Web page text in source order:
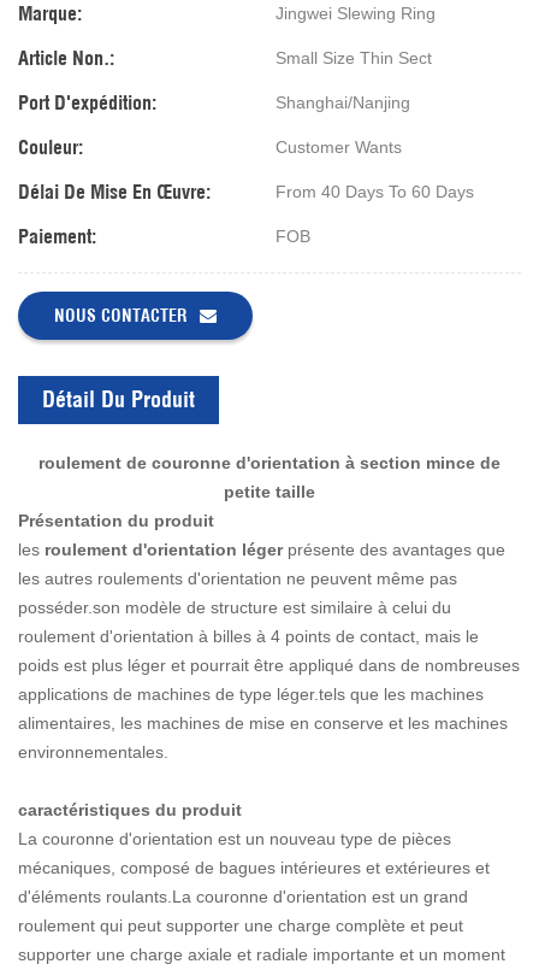
Marque: Jingwei Slewing Ring
Article Non.: Small Size Thin Sect
Port D'expédition: Shanghai/Nanjing
Couleur: Customer Wants
Délai De Mise En Œuvre: From 40 Days To 60 Days
Paiement: FOB
NOUS CONTACTER
Détail Du Produit
roulement de couronne d'orientation à section mince de
petite taille
Présentation du produit
les roulement d'orientation légerprésente des avantages que
les autres roulements d'orientation ne peuvent même pas
posséder.son modèle de structure est similaire à celui du
roulement d'orientation à billes à 4 points de contact, mais le
poids est plus léger et pourrait être appliqué dans de nombreuses
applications de machines de type léger.tels que les machines
alimentaires, les machines de mise en conserve et les machines
environnementales.
caractéristiques du produit
La couronne d'orientation est un nouveau type de pièces
mécaniques, composé de bagues intérieures et extérieures et
d'éléments roulants.La couronne d'orientation est un grand
roulement qui peut supporter une charge complète et peut
supporter une charge axiale et radiale importante et un moment